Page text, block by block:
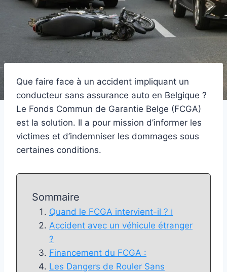
Que faire face à un accident impliquant un
conducteur sans assurance auto en Belgique ?
Le Fonds Commun de Garantie Belge (FCGA)
est la solution. Il a pour mission d’informer les
victimes et d’indemniser les dommages sous
certaines conditions.
Sommaire
Quand le FCGA intervient-il ? ℹ️
Accident avec un véhicule étranger
?
Financement du FCGA :
Les Dangers de Rouler Sans